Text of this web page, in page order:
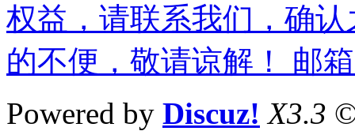
权益，请联系我们，确
的不便，敬请谅解！ 邮
Powered by Discuz! X3.3